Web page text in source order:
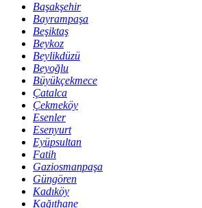
Başakşehir
Bayrampaşa
Beşiktaş
Beykoz
Beylikdüzü
Beyoğlu
Büyükçekmece
Çatalca
Çekmeköy
Esenler
Esenyurt
Eyüpsultan
Fatih
Gaziosmanpaşa
Güngören
Kadıköy
Kağıthane